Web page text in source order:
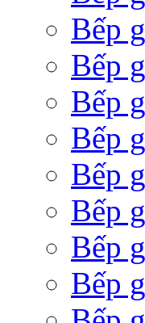
Bếp
Bếp
Bếp
Bếp
Bếp
Bếp
Bếp
Bếp